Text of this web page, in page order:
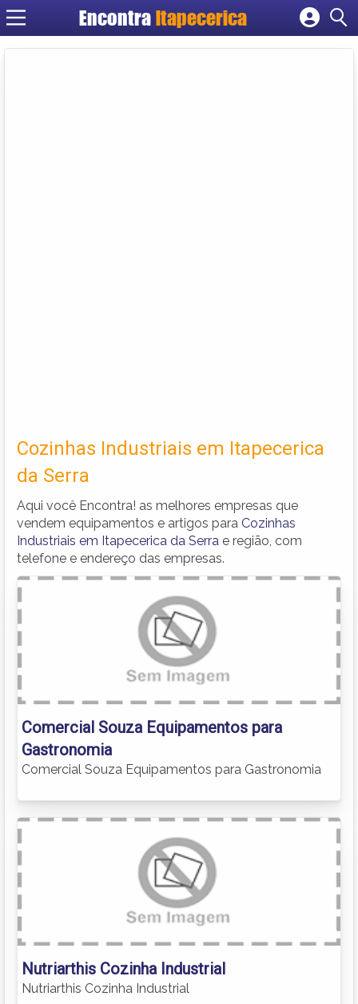
Encontra Itapecerica
Cadastrar empresa
Cozinhas Industriais em Itapecerica
da Serra
Aqui você Encontra! as melhores empresas que
vendem equipamentos e artigos para Cozinhas
Industriais em Itapecerica da Serra e região, com
telefone e endereço das empresas.
Comercial Souza Equipamentos para
Gastronomia
Comercial Souza Equipamentos para Gastronomia
Nutriarthis Cozinha Industrial
Nutriarthis Cozinha Industrial